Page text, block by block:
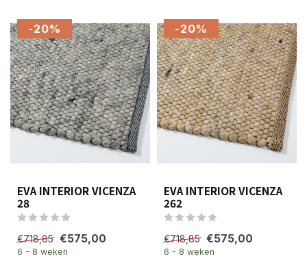
-20%
EVA INTERIOR VICENZA
28
€718,85 €575,00
6 - 8 weken
-20%
EVA INTERIOR VICENZA
262
€718,85 €575,00
6 - 8 weken